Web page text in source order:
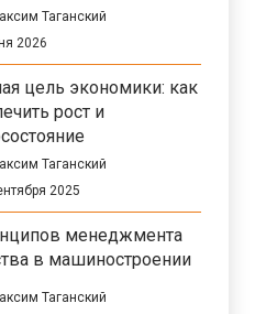
Таганский
2026
цель экономики: как
рост и
Таганский
2025
менеджмента
в машиностроении
Таганский